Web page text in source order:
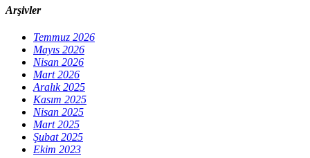
Arşivler
Temmuz 2026
Mayıs 2026
Nisan 2026
Mart 2026
Aralık 2025
Kasım 2025
Nisan 2025
Mart 2025
Şubat 2025
Ekim 2023